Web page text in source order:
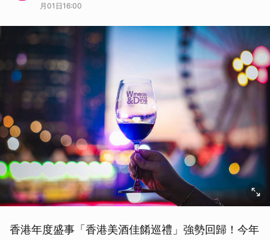
月01日16:00
香港年度盛事「香港美酒佳餚巡禮」強勢回歸！今年